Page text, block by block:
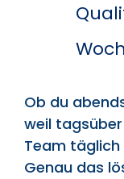
Ob du
weil
Team täglich
Genau das